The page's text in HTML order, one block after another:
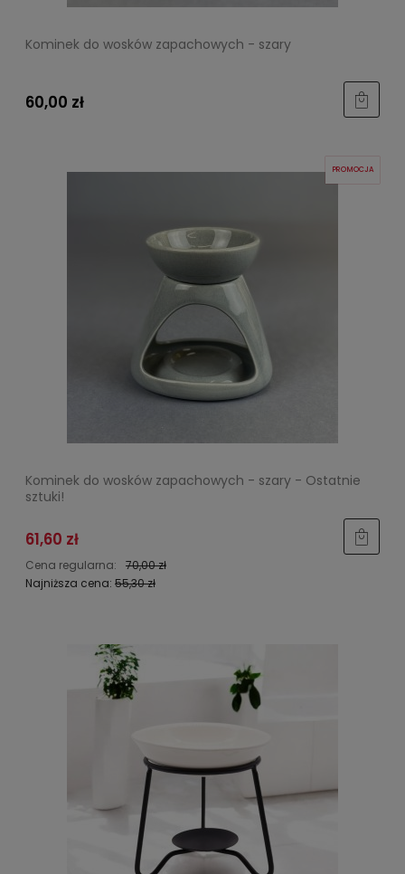
Kominek do wosków zapachowych - szary
60,00 zł
Kominek do wosków zapachowych - szary - Ostatnie
sztuki!
61,60 zł
Cena regularna:
70,00 zł
Najniższa cena: 55,30 zł
PROMOCJA